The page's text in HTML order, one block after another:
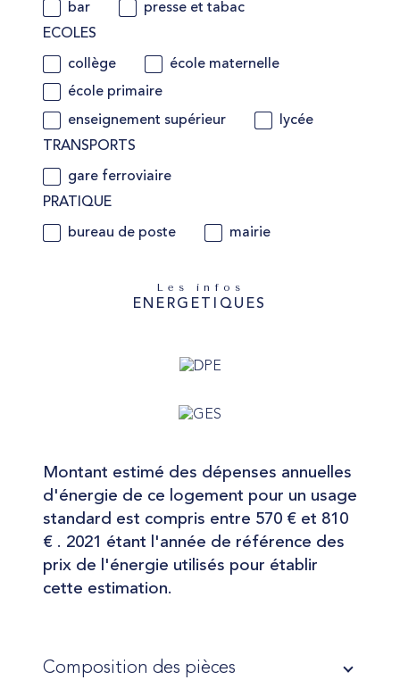
bar
presse et tabac
ECOLES
collège
école maternelle
école primaire
enseignement supérieur
lycée
TRANSPORTS
gare ferroviaire
PRATIQUE
bureau de poste mairie
Les infos
ENERGETIQUES
Montant estimé des dépenses annuelles
d'énergie de ce logement pour un usage
standard est compris entre 570 € et 810
€ . 2021 étant l'année de référence des
prix de l'énergie utilisés pour établir
cette estimation.
Composition des pièces